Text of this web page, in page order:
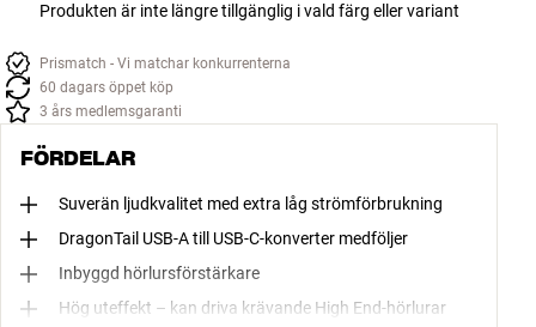
Produkten är inte längre tillgänglig i vald färg eller variant
Prismatch - Vi matchar konkurrenterna
60 dagars öppet köp
3 års medlemsgaranti
FÖRDELAR
Suverän ljudkvalitet med extra låg strömförbrukning
DragonTail USB-A till USB-C-konverter medföljer
Inbyggd hörlursförstärkare
Hög uteffekt – kan driva krävande High End-hörlurar